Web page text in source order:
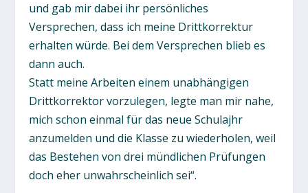
und gab mir dabei ihr persönliches
Versprechen, dass ich meine Drittkorrektur
erhalten würde. Bei dem Versprechen blieb es
dann auch.
Statt meine Arbeiten einem unabhängigen
Drittkorrektor vorzulegen, legte man mir nahe,
mich schon einmal für das neue Schulajhr
anzumelden und die Klasse zu wiederholen, weil
das Bestehen von drei mündlichen Prüfungen
doch eher unwahrscheinlich sei“.